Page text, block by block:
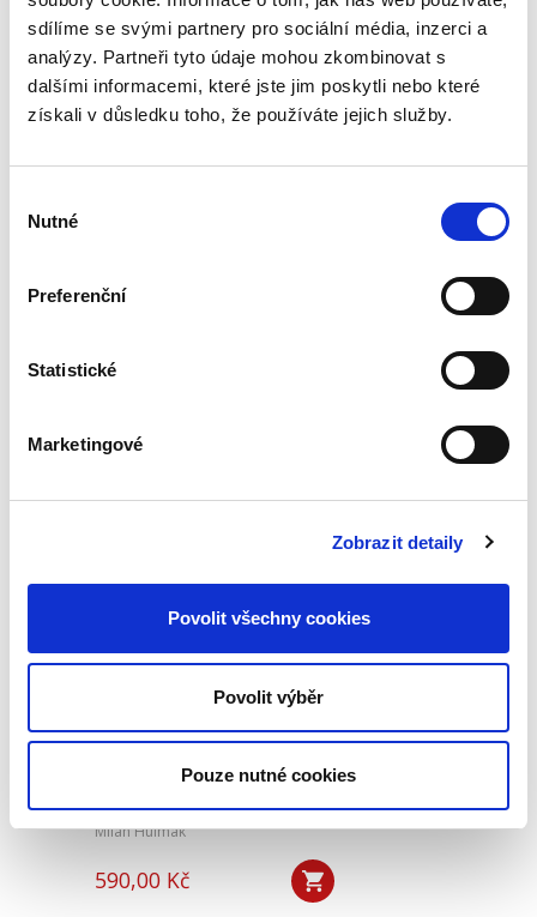
sdílíme se svými partnery pro sociální média, inzerci a
analýzy. Partneři tyto údaje mohou zkombinovat s
dalšími informacemi, které jste jim poskytli nebo které
získali v důsledku toho, že používáte jejich služby.
souhlasu
Nutné
Preferenční
Statistické
Marketingové
Zobrazit detaily
Povolit všechny cookies
Povolit výběr
Pouze nutné cookies
shromažďovacím. Pozornost je soustředěna na
pojem shromáždění, který je...
Rozvod manželství
290,00 Kč
Publikace poskytuje ucelený přehled o
problematice rozvodu manželství. Je rozdělena
manuál určený zejména pro samotné manžely,
Kontrola cenových
spotřebitelských
Milan Hulmák
590,00 Kč